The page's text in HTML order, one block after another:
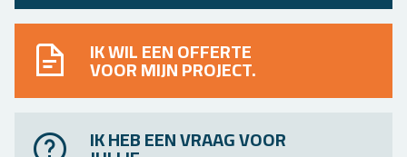
IK WIL EEN OFFERTE
VOOR MIJN PROJECT.
IK HEB EEN VRAAG VOOR